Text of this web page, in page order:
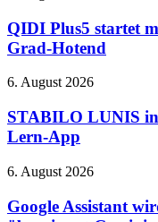
27.
August
–
Netflix
startet
mit
beheiztem
und
Grad-
Hotend
QIDI Plus5 startet
Grad-Hotend
STABILO
ink
verbindet
Vokabelheft
Lern-
6. August 2026
STABILO LUNIS
Lern-App
Google
wird
abgeschaltet:
6. August 2026
Google Assistant